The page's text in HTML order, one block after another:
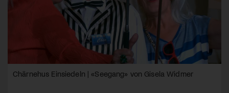
Chärnehus Einsiedeln | «Seegang» von Gisela Widmer